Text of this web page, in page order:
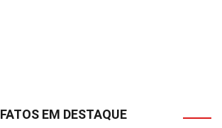
FATOS EM DESTAQUE